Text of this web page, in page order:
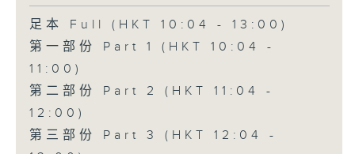
足本 Full (HKT 10:04 - 13:00)
第一部份 Part 1 (HKT 10:04 -
11:00)
第二部份 Part 2 (HKT 11:04 -
12:00)
第三部份 Part 3 (HKT 12:04 -